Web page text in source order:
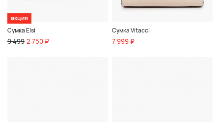
акция
Сумка Elsi
9 499 2 750 ₽
Сумка Vitacci
7 999 ₽